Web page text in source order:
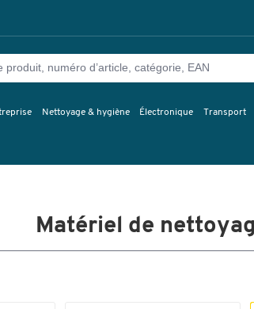
Nettoyage & hygiène Électronique Transport
Matériel de